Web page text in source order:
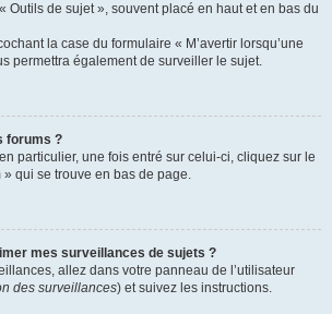
Outils de sujet », souvent placé en haut et en bas du
la case du formulaire « M’avertir lorsqu’une
permettra également de surveiller le sujet.
forums ?
particulier, une fois entré sur celui-ci, cliquez sur le
» qui se trouve en bas de page.
mes surveillances de sujets ?
allez dans votre panneau de l’utilisateur
des surveillances) et suivez les instructions.